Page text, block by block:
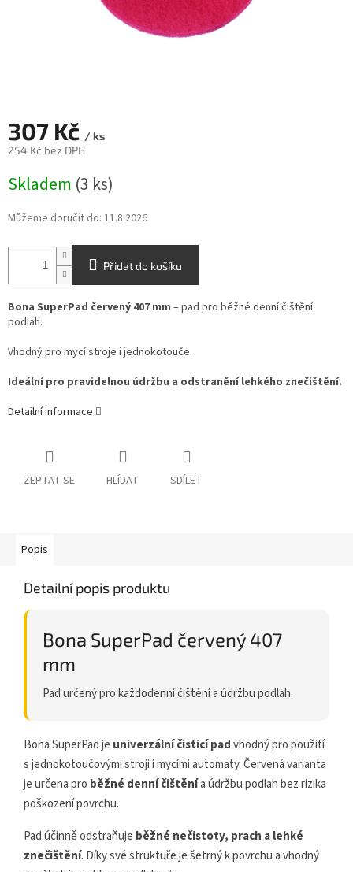
307 Kč / ks
254 Kč bez DPH
cena:
Skladem (3 ks)
Můžeme doručit do: 11.8.2026
Přidat do košíku
Bona SuperPad červený 407 mm – pad pro běžné denní čištění
podlah.
Vhodný pro mycí stroje i jednokotouče.
Ideální pro pravidelnou údržbu a odstranění lehkého znečištění.
Detailní informace
ZEPTAT SE HLÍDAT SDÍLET
Popis
Detailní popis produktu
Bona SuperPad červený 407
mm
Pad určený pro každodenní čištění a údržbu podlah.
Bona SuperPad je univerzální čisticí padvhodný pro použití
s jednokotoučovými stroji i mycími automaty. Červená varianta
je určena pro běžné denní čištěnía údržbu podlah bez rizika
poškození povrchu.
Pad účinně odstraňuje běžné nečistoty, prach a lehké
znečištění. Díky své struktuře je šetrný k povrchu a vhodný